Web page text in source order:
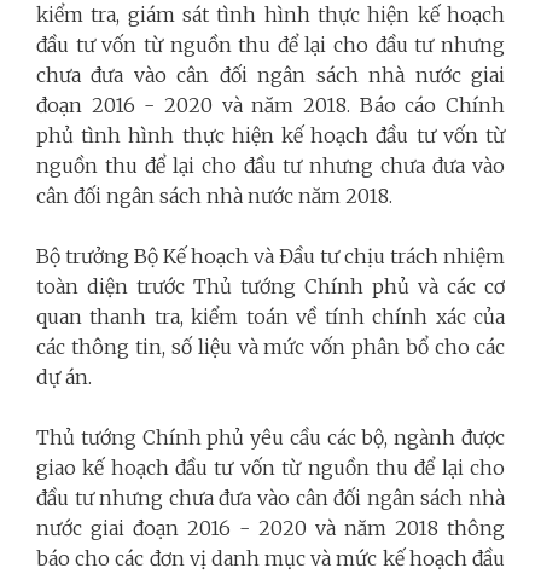
kiểm tra, giám sát tình hình thực hiện kế hoạch
đầu tư vốn từ nguồn thu để lại cho đầu tư nhưng
chưa đưa vào cân đối ngân sách nhà nước giai
đoạn 2016 - 2020 và năm 2018. Báo cáo Chính
phủ tình hình thực hiện kế hoạch đầu tư vốn từ
nguồn thu để lại cho đầu tư nhưng chưa đưa vào
cân đối ngân sách nhà nước năm 2018.
Bộ trưởng Bộ Kế hoạch và Đầu tư chịu trách nhiệm
toàn diện trước Thủ tướng Chính phủ và các cơ
quan thanh tra, kiểm toán về tính chính xác của
các thông tin, số liệu và mức vốn phân bổ cho các
dự án.
Thủ tướng Chính phủ yêu cầu các bộ, ngành được
giao kế hoạch đầu tư vốn từ nguồn thu để lại cho
đầu tư nhưng chưa đưa vào cân đối ngân sách nhà
nước giai đoạn 2016 - 2020 và năm 2018 thông
báo cho các đơn vị danh mục và mức kế hoạch đầu